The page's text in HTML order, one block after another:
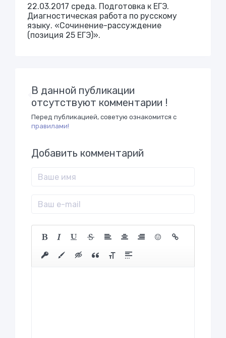
22.03.2017 среда. Подготовка к ЕГЭ.
Диагностическая работа по русскому
языку. «Сочинение-рассуждение
(позиция 25 ЕГЭ)».
В данной публикации
отсутствуют комментарии !
Перед публикацией, советую ознакомится с
правилами!
Добавить комментарий